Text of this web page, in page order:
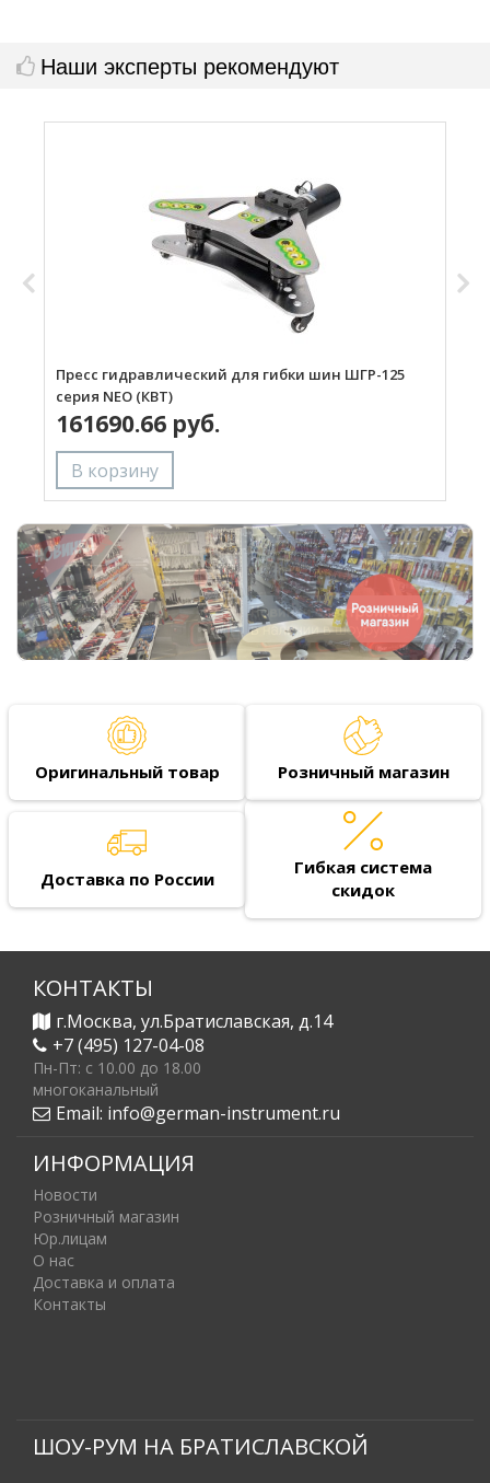
Наши эксперты рекомендуют
Пресс гидравлический для гибки шин ШГР-125
серия NEO (КВТ)
161690.66 руб.
Оригинальный товар Розничный магазин
Доставка по России
Гибкая система
скидок
КОНТАКТЫ
г.Москва, ул.Братиславская, д.14
+7 (495) 127-04-08
Пн-Пт: c 10.00 до 18.00
многоканальный
Email: info@german-instrument.ru
ИНФОРМАЦИЯ
Новости
Розничный магазин
Юр.лицам
О нас
Доставка и оплата
Контакты
ШОУ-РУМ НА БРАТИСЛАВСКОЙ